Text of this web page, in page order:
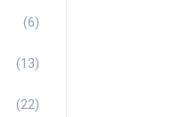
(6)
(13)
(22)